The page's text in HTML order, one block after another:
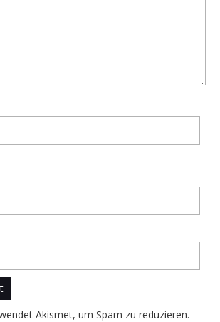
Akismet, um Spam zu reduzieren.